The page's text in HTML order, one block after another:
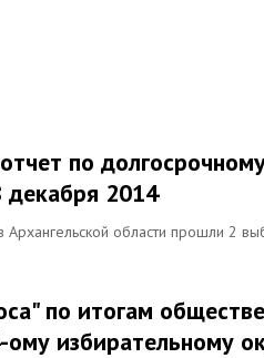
по
декабря 2014
области прошли 2
по итогам
избирательному